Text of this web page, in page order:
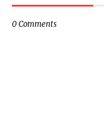
0 Comments